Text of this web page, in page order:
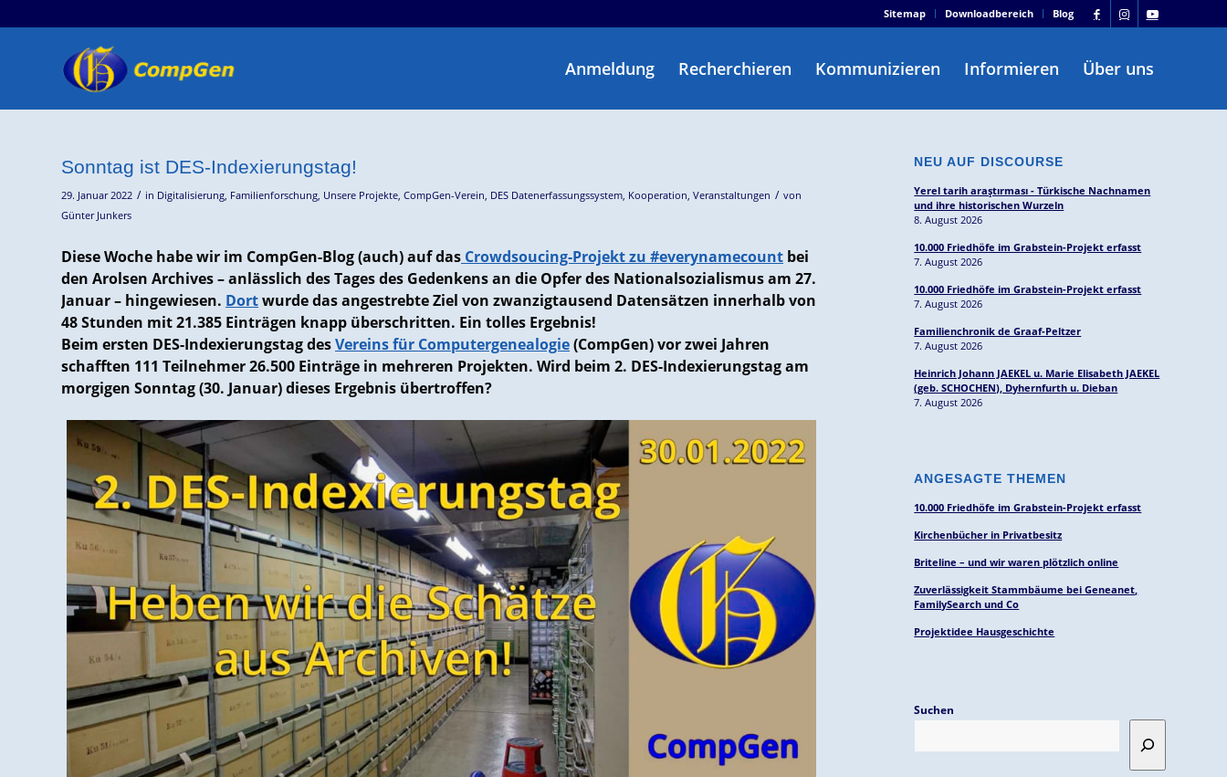
Sitemap Downloadbereich Blog
Anmeldung Recherchieren Kommunizieren Informieren Über uns
Sonntag ist DES-Indexierungstag!
29. Januar 2022 / in Digitalisierung, Familienforschung, Unsere Projekte, CompGen-Verein, DES Datenerfassungssystem, Kooperation, Veranstaltungen / von
Günter Junkers
Diese Woche habe wir im CompGen-Blog (auch) auf das Crowdsoucing-Projekt zu #everynamecount bei
den Arolsen Archives – anlässlich des Tages des Gedenkens an die Opfer des Nationalsozialismus am 27.
Januar – hingewiesen. Dortwurde das angestrebte Ziel von zwanzigtausend Datensätzen innerhalb von
48 Stunden mit 21.385 Einträgen knapp überschritten. Ein tolles Ergebnis!
Beim ersten DES-Indexierungstag desVereins für Computergenealogie(CompGen) vor zwei Jahren
schafften 111 Teilnehmer 26.500 Einträge in mehreren Projekten. Wird beim 2. DES-Indexierungstagam
morgigen Sonntag (30. Januar) dieses Ergebnis übertroffen?
NEU AUF DISCOURSE
Yerel tarih araştırması - Türkische Nachnamen
und ihre historischen Wurzeln
8. August 2026
10.000 Friedhöfe im Grabstein-Projekt erfasst
7. August 2026
10.000 Friedhöfe im Grabstein-Projekt erfasst
7. August 2026
Familienchronik de Graaf-Peltzer
7. August 2026
Heinrich Johann JAEKEL u. Marie Elisabeth JAEKEL
(geb. SCHOCHEN), Dyhernfurth u. Dieban
7. August 2026
ANGESAGTE THEMEN
10.000 Friedhöfe im Grabstein-Projekt erfasst
Kirchenbücher in Privatbesitz
Briteline – und wir waren plötzlich online
Zuverlässigkeit Stammbäume bei Geneanet,
FamilySearch und Co
Projektidee Hausgeschichte
Suchen